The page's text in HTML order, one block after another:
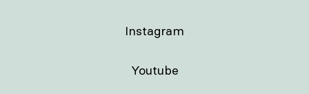
Instagram
Youtube